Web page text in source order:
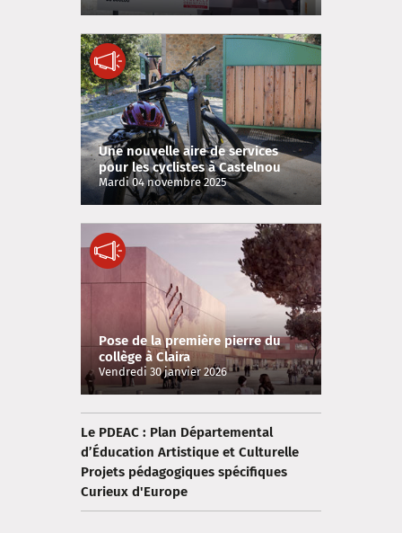
Une nouvelle aire de services
pour les cyclistes à Castelnou
Mardi 04 novembre 2025
Pose de la première pierre du
collège à Claira
Vendredi 30 janvier 2026
Le PDEAC : Plan Départemental
d’Éducation Artistique et Culturelle
Projets pédagogiques spécifiques
Curieux d'Europe